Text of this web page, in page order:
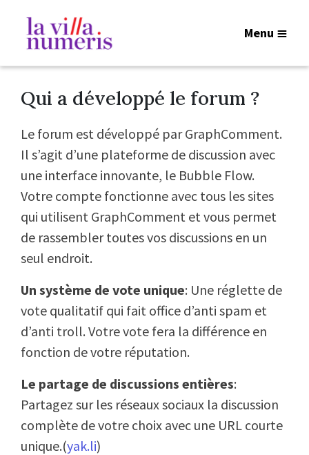
Menu
Qui a développé le forum ?
Le forum est développé par GraphComment.
Il s’agit d’une plateforme de discussion avec
une interface innovante, le Bubble Flow.
Votre compte fonctionne avec tous les sites
qui utilisent GraphComment et vous permet
de rassembler toutes vos discussions en un
seul endroit.
Un système de vote unique: Une réglette de
vote qualitatif qui fait office d’anti spam et
d’anti troll. Votre vote fera la différence en
fonction de votre réputation.
Le partage de discussions entières:
Partagez sur les réseaux sociaux la discussion
complète de votre choix avec une URL courte
unique.(yak.li)